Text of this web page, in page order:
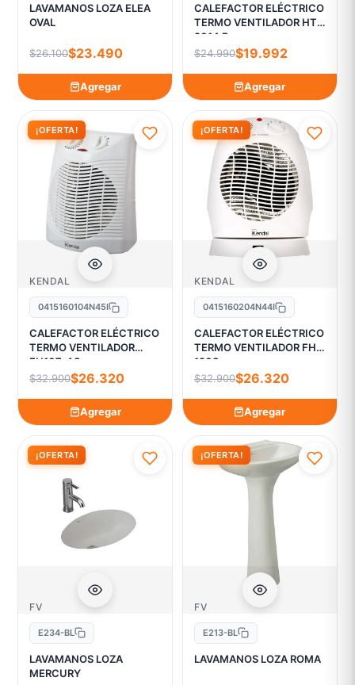
LAVAMANOS LOZA ELEA
OVAL
$26.100$23.490
Agregar
CALEFACTOR ELÉCTRICO
TERMO VENTILADOR HT
2014 R
$24.990$19.992
Agregar
¡OFERTA!
KENDAL
0415160104N45I
CALEFACTOR ELÉCTRICO
TERMO VENTILADOR
FH107-AS
$32.900$26.320
Agregar
¡OFERTA!
KENDAL
0415160204N44I
CALEFACTOR ELÉCTRICO
TERMO VENTILADOR FH-
120S
$32.900$26.320
Agregar
¡OFERTA!
FV
E234-BL
LAVAMANOS LOZA
MERCURY
¡OFERTA!
FV
E213-BL
LAVAMANOS LOZA ROMA